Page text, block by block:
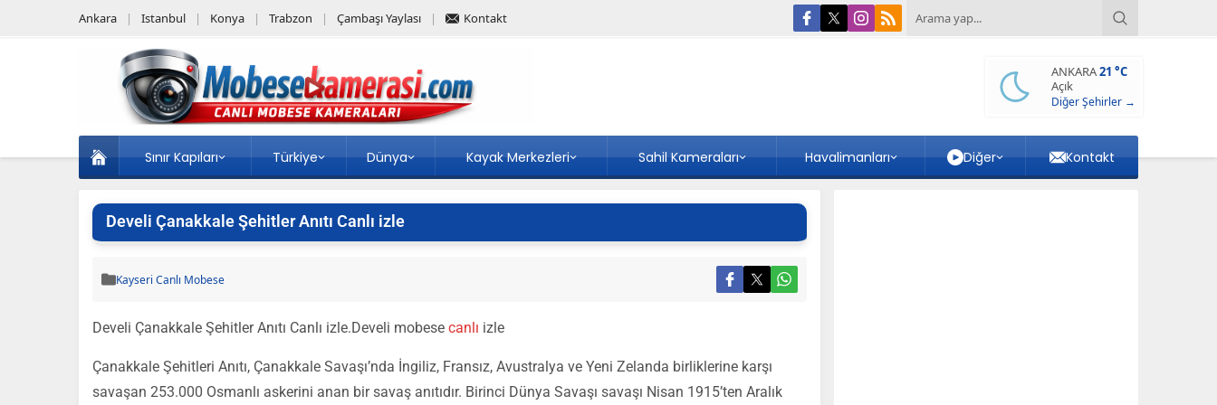
Ankara Istanbul Konya Trabzon Çambaşı Yaylası Kontakt
ANKARA21 °C
Açık
Diğer Şehirler →
Sınır Kapıları Türkiye Dünya Kayak Merkezleri Sahil Kameraları Havalimanları Diğer Kontakt
Develi Çanakkale Şehitler Anıtı Canlı izle
Kayseri Canlı Mobese
Develi Çanakkale Şehitler Anıtı Canlı izle.Develi mobese canlı izle
Çanakkale Şehitleri Anıtı, Çanakkale Savaşı’nda İngiliz, Fransız, Avustralya ve Yeni Zelanda birliklerine karşı
savaşan 253.000 Osmanlı askerini anan bir savaş anıtıdır. Birinci Dünya Savaşı savaşı Nisan 1915’ten Aralık